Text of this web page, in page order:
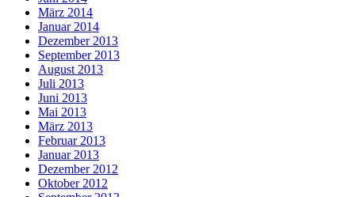
März 2014
Januar 2014
Dezember 2013
September 2013
August 2013
Juli 2013
Juni 2013
Mai 2013
März 2013
Februar 2013
Januar 2013
Dezember 2012
Oktober 2012